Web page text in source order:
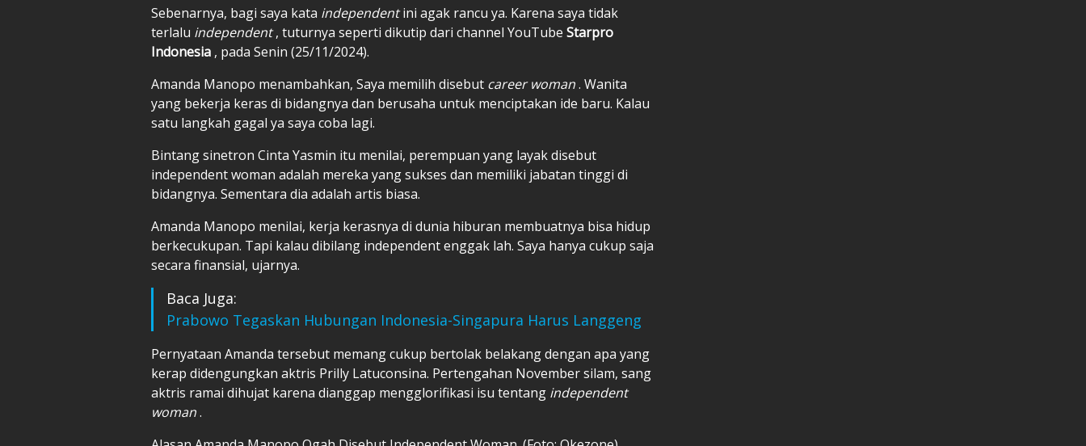
Sebenarnya, bagi saya kata independentini agak rancu ya. Karena saya tidak
terlalu independent, tuturnya seperti dikutip dari channel YouTube Starpro
Indonesia , pada Senin (25/11/2024).
Amanda Manopo menambahkan, Saya memilih disebut career woman. Wanita
yang bekerja keras di bidangnya dan berusaha untuk menciptakan ide baru. Kalau
satu langkah gagal ya saya coba lagi.
Bintang sinetron Cinta Yasmin itu menilai, perempuan yang layak disebut
independent woman adalah mereka yang sukses dan memiliki jabatan tinggi di
bidangnya. Sementara dia adalah artis biasa.
Amanda Manopo menilai, kerja kerasnya di dunia hiburan membuatnya bisa hidup
berkecukupan. Tapi kalau dibilang independent enggak lah. Saya hanya cukup saja
secara finansial, ujarnya.
Baca Juga:
Prabowo Tegaskan Hubungan Indonesia-Singapura Harus Langgeng
Pernyataan Amanda tersebut memang cukup bertolak belakang dengan apa yang
kerap didengungkan aktris Prilly Latuconsina. Pertengahan November silam, sang
aktris ramai dihujat karena dianggap mengglorifikasi isu tentang independent
woman.